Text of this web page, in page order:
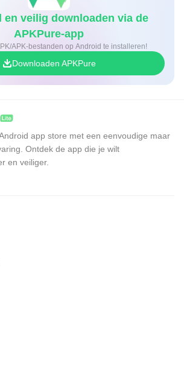
APKPure-app
Eén klik om XAPK/APK-bestanden op Android te installeren!
Downloaden APKPure
app store met een eenvoudige maar
Ontdek de app die je wilt
en veiliger.